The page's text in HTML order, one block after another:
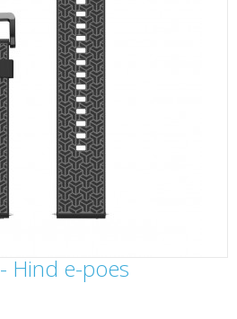
- Hind e-poes